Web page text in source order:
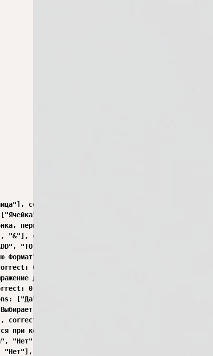
correct: 1 },
"Строка", "Столбец"], correct: 0 },
первая строка", "Пятая колонка, первая
"&"], correct: 1 },
"TOTAL"], correct: 0 },
Формат", "Меню Данные"], correct: 0 },
0 },
для вычислений", "Код программы"], correct:
0 },
["Да", "Нет"], correct: 1 },
определённые данные", "Удаляет данные"],
correct: 0 },
при копировании", "Не меняется при копировании",
"Нет"], correct: 0 },
correct: 0 },